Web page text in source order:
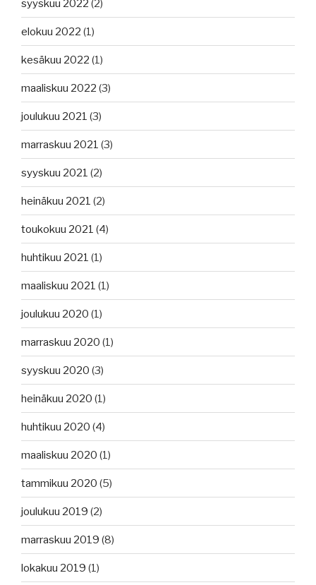
syyskuu 2022 (2)
elokuu 2022 (1)
kesäkuu 2022 (1)
maaliskuu 2022 (3)
joulukuu 2021 (3)
marraskuu 2021 (3)
syyskuu 2021 (2)
heinäkuu 2021 (2)
toukokuu 2021 (4)
huhtikuu 2021 (1)
maaliskuu 2021 (1)
joulukuu 2020 (1)
marraskuu 2020 (1)
syyskuu 2020 (3)
heinäkuu 2020 (1)
huhtikuu 2020 (4)
maaliskuu 2020 (1)
tammikuu 2020 (5)
joulukuu 2019 (2)
marraskuu 2019 (8)
lokakuu 2019 (1)